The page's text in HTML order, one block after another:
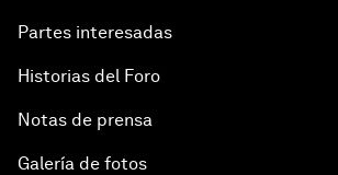
Partes interesadas
Historias del Foro
Notas de prensa
Galería de fotos